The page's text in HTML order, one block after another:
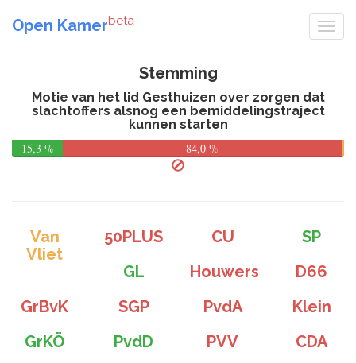
Open Kamerbeta
Stemming
Motie van het lid Gesthuizen over zorgen dat
slachtoffers alsnog een bemiddelingstraject
kunnen starten
15,3 %
84,0 %
Van
Vliet
50PLUS CU
SP
GL
Houwers
D66
GrBvK
SGP PvdA
Klein
GrKÖ
PvdD PVV
CDA